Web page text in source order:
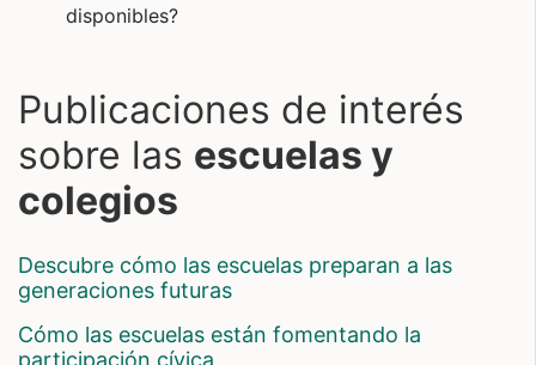
disponibles?
Publicaciones de interés
sobre las escuelas y
colegios
descubre cómo las escuelas preparan a las
generaciones futuras
cómo las escuelas están fomentando la
participación cívica